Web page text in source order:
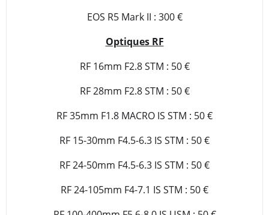
EOS R5 Mark II : 300 €
Optiques RF
RF 16mm F2.8 STM : 50 €
RF 28mm F2.8 STM : 50 €
RF 35mm F1.8 MACRO IS STM : 50 €
RF 15-30mm F4.5-6.3 IS STM : 50 €
RF 24-50mm F4.5-6.3 IS STM : 50 €
RF 24-105mm F4-7.1 IS STM : 50 €